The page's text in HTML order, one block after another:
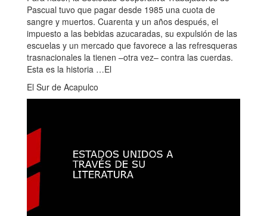
Pascual tuvo que pagar desde 1985 una cuota de
sangre y muertos. Cuarenta y un años después, el
impuesto a las bebidas azucaradas, su expulsión de las
escuelas y un mercado que favorece a las refresqueras
trasnacionales la tienen –otra vez– contra las cuerdas.
Esta es la historia …El
El Sur de Acapulco